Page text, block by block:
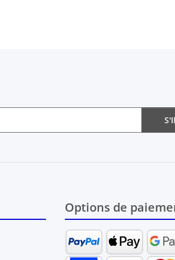
Options de